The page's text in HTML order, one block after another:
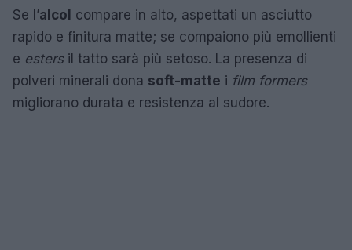
Se l’alcol compare in alto, aspettati un asciutto
rapido e finitura matte; se compaiono più emollienti
e estersil tatto sarà più setoso. La presenza di
polveri minerali dona soft-matte i film formers
migliorano durata e resistenza al sudore.